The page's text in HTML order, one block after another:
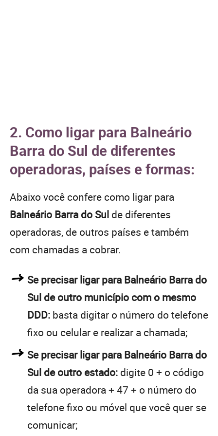
2. Como ligar para Balneário
Barra do Sul de diferentes
operadoras, países e formas:
Abaixo você confere como ligar para
Balneário Barra do Sul de diferentes
operadoras, de outros países e também
com chamadas a cobrar.
Se precisar ligar para Balneário Barra do
Sul de outro município com o mesmo
DDD: basta digitar o número do telefone
fixo ou celular e realizar a chamada;
Se precisar ligar para Balneário Barra do
Sul de outro estado: digite 0 + o código
da sua operadora + 47 + o número do
telefone fixo ou móvel que você quer se
comunicar;